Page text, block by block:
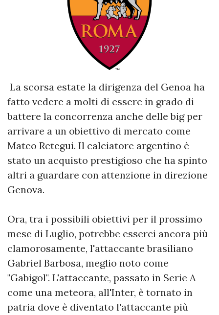
La scorsa estate la dirigenza del Genoa ha
fatto vedere a molti di essere in grado di
battere la concorrenza anche delle big per
arrivare a un obiettivo di mercato come
Mateo Retegui. Il calciatore argentino è
stato un acquisto prestigioso che ha spinto
altri a guardare con attenzione in direzione
Genova.
Ora, tra i possibili obiettivi per il prossimo
mese di Luglio, potrebbe esserci ancora più
clamorosamente, l'attaccante brasiliano
Gabriel Barbosa, meglio noto come
"Gabigol". L'attaccante, passato in Serie A
come una meteora, all'Inter, è tornato in
patria dove è diventato l'attaccante più